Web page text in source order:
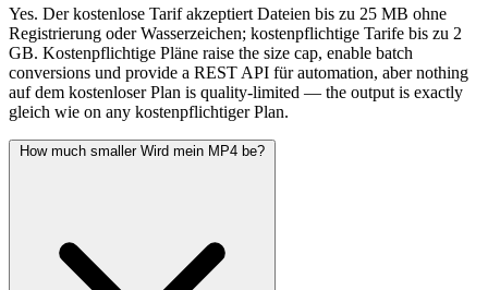
Yes. Der kostenlose Tarif akzeptiert Dateien bis zu 25 MB ohne
Registrierung oder Wasserzeichen; kostenpflichtige Tarife bis zu 2
GB. Kostenpflichtige Pläne raise the size cap, enable batch
conversions und provide a REST API für automation, aber nothing
auf dem kostenloser Plan is quality-limited — the output is exactly
gleich wie on any kostenpflichtiger Plan.
How much smaller Wird mein MP4 be?